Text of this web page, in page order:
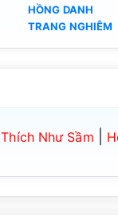
HỒNG DANH
TRANG NGHIÊM
Thích Như Sầm